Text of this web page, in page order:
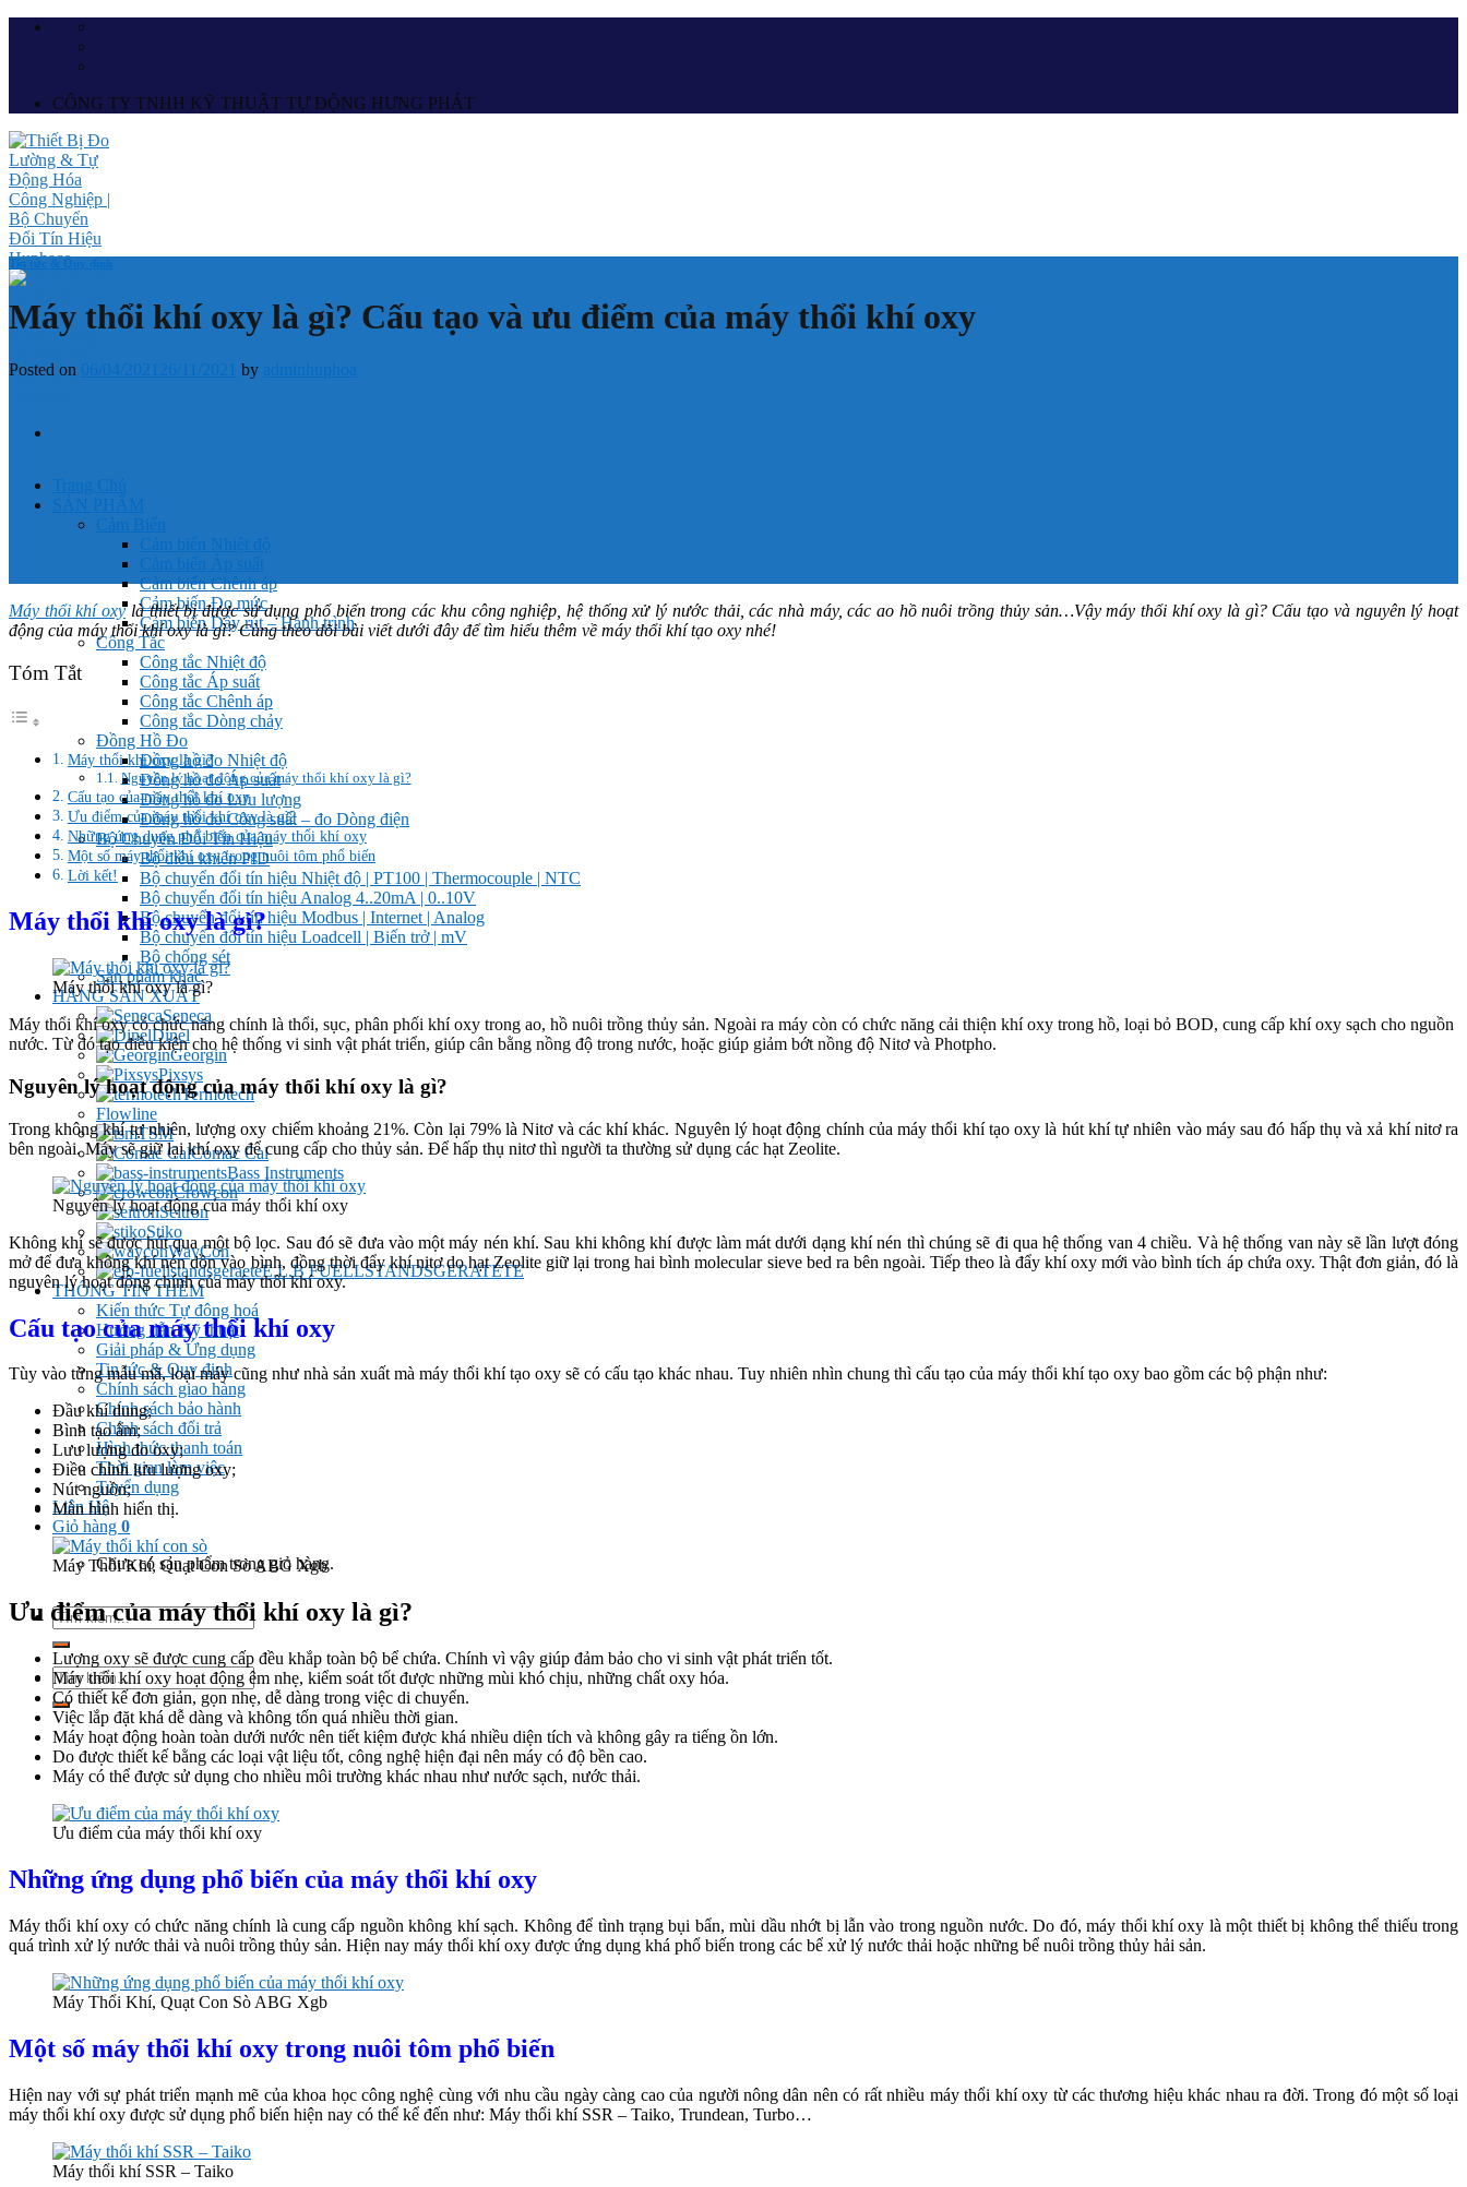
Skip
CÔNG TY TNHH KỸ THUẬT TỰ ĐỘNG HƯNG PHÁT
Trang Chủ
SẢN PHẨM
Cảm Biến
Cảm biến Nhiệt độ
Cảm biến Áp suất
Cảm biến Chênh áp
Cảm biến Đo mức
Cảm biến Dây rút – Hành trình
Công Tắc
Công tắc Nhiệt độ
Công tắc Áp suất
Công tắc Chênh áp
Công tắc Dòng chảy
Đồng Hồ Đo
Đồng hồ đo Nhiệt độ
Đồng hồ đo Áp suất
Đồng hồ đo Lưu lượng
Đồng hồ đo Công suất – đo Dòng điện
Bộ Chuyển Đổi Tín Hiệu
Bộ điều khiển PID
Bộ chuyển đổi tín hiệu Nhiệt độ | PT100 | Thermocouple | NTC
Bộ chuyển đổi tín hiệu Analog 4..20mA | 0..10V
Bộ chuyển đổi tín hiệu Modbus | Internet | Analog
Bộ chuyển đổi tín hiệu Loadcell | Biến trở | mV
Bộ chống sét
Sản phẩm khác
HÃNG SẢN XUẤT
Seneca
Dinel
Georgin
Pixsys
Termotech
Flowline
TSM
Comac Cal
Bass Instruments
Crowcon
Seitron
Stiko
WayCon
E.L.B FUELLSTANDSGERATETE
THÔNG TIN THÊM
Kiến thức Tự đông hoá
Hướng dẫn Kỹ thuật
Giải pháp & Ứng dụng
Tin tức & Quy định
Chính sách giao hàng
Chính sách bảo hành
Chính sách đổi trả
Hình thức thanh toán
Thời gian làm việc
Tuyển dụng
Liên Hệ
Giỏ hàng 0
Chưa có sản phẩm trong giỏ hàng.
Tìm
kiếm:
Tìm
kiếm:
Tin tức & Quy định
Máy thổi khí oxy là gì? Cấu tạo và ưu điểm của máy thổi khí oxy
Posted on 06/04/2021 26/11/2021 by adminhuphoa
Máy thổi khí oxylà thiết bị được sử dụng phổ biến trong các khu công nghiệp, hệ thống xử lý nước thải, các nhà máy, các ao hồ nuôi trồng thủy sản…Vậy máy thổi khí oxy là gì? Cấu tạo và nguyên lý hoạt
động của máy thổi khí oxy là gì? Cùng theo dõi bài viết dưới đây để tìm hiểu thêm về máy thổi khí tạo oxy nhé!
Tóm Tắt
Máy thổi khí oxy là gì?
Nguyên lý hoạt động của máy thổi khí oxy là gì?
Cấu tạo của máy thổi khí oxy
Ưu điểm của máy thổi khí oxy là gì?
Những ứng dụng phổ biến của máy thổi khí oxy
Một số máy thổi khí oxy trong nuôi tôm phổ biến
Lời kết!
Máy thổi khí oxy là gì?
Máy thổi khí oxy là gì?
Máy thổi khí oxy có chức năng chính là thổi, sục, phân phối khí oxy trong ao, hồ nuôi trồng thủy sản. Ngoài ra máy còn có chức năng cải thiện khí oxy trong hồ, loại bỏ BOD, cung cấp khí oxy sạch cho nguồn
nước. Từ đó tạo điều kiện cho hệ thống vi sinh vật phát triển, giúp cân bằng nồng độ trong nước, hoặc giúp giảm bớt nồng độ Nitơ và Photpho.
Nguyên lý hoạt động của máy thổi khí oxy là gì?
Trong không khí tự nhiên, lượng oxy chiếm khoảng 21%. Còn lại 79% là Nitơ và các khí khác. Nguyên lý hoạt động chính của máy thổi khí tạo oxy là hút khí tự nhiên vào máy sau đó hấp thụ và xả khí nitơ ra
bên ngoài. Máy sẽ giữ lại khí oxy để cung cấp cho thủy sản. Để hấp thụ nitơ thì người ta thường sử dụng các hạt Zeolite.
Nguyên lý hoạt động của máy thổi khí oxy
Không khí sẽ được hút qua một bộ lọc. Sau đó sẽ đưa vào một máy nén khí. Sau khi không khí được làm mát dưới dạng khí nén thì chúng sẽ đi qua hệ thống van 4 chiều. Và hệ thống van này sẽ lần lượt đóng
mở để đưa không khí nén dồn vào bình, đồng thời đẩy khí nitơ do hạt Zeolite giữ lại trong hai bình molecular sieve bed ra bên ngoài. Tiếp theo là đẩy khí oxy mới vào bình tích áp chứa oxy. Thật đơn giản, đó là
nguyên lý hoạt động chính của máy thổi khí oxy.
Cấu tạo của máy thổi khí oxy
Tùy vào từng mẫu mã, loại máy cũng như nhà sản xuất mà máy thổi khí tạo oxy sẽ có cấu tạo khác nhau. Tuy nhiên nhìn chung thì cấu tạo của máy thổi khí tạo oxy bao gồm các bộ phận như:
Đầu khí dung;
Bình tạo ẩm;
Lưu lượng đo oxy;
Điều chỉnh lưu lượng oxy;
Nút nguồn;
Màn hình hiển thị.
Máy Thổi Khí, Quạt Con Sò ABG Xgb
Ưu điểm của máy thổi khí oxy là gì?
Lượng oxy sẽ được cung cấp đều khắp toàn bộ bể chứa. Chính vì vậy giúp đảm bảo cho vi sinh vật phát triển tốt.
Máy thổi khí oxy hoạt động êm nhẹ, kiểm soát tốt được những mùi khó chịu, những chất oxy hóa.
Có thiết kế đơn giản, gọn nhẹ, dễ dàng trong việc di chuyển.
Việc lắp đặt khá dễ dàng và không tốn quá nhiều thời gian.
Máy hoạt động hoàn toàn dưới nước nên tiết kiệm được khá nhiều diện tích và không gây ra tiếng ồn lớn.
Do được thiết kế bằng các loại vật liệu tốt, công nghệ hiện đại nên máy có độ bền cao.
Máy có thể được sử dụng cho nhiều môi trường khác nhau như nước sạch, nước thải.
Ưu điểm của máy thổi khí oxy
Những ứng dụng phổ biến của máy thổi khí oxy
Máy thổi khí oxy có chức năng chính là cung cấp nguồn không khí sạch. Không để tình trạng bụi bẩn, mùi dầu nhớt bị lẫn vào trong nguồn nước. Do đó, máy thổi khí oxy là một thiết bị không thể thiếu trong
quá trình xử lý nước thải và nuôi trồng thủy sản. Hiện nay máy thổi khí oxy được ứng dụng khá phổ biến trong các bể xử lý nước thải hoặc những bể nuôi trồng thủy hải sản.
Máy Thổi Khí, Quạt Con Sò ABG Xgb
Một số máy thổi khí oxy trong nuôi tôm phổ biến
Hiện nay với sự phát triển mạnh mẽ của khoa học công nghệ cùng với nhu cầu ngày càng cao của người nông dân nên có rất nhiều máy thổi khí oxy từ các thương hiệu khác nhau ra đời. Trong đó một số loại
máy thổi khí oxy được sử dụng phổ biến hiện nay có thể kể đến như: Máy thổi khí SSR – Taiko, Trundean, Turbo…
Máy thổi khí SSR – Taiko